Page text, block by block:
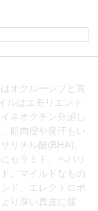
オクルーシブと言
ルはエモリエント
ネオクチン分泌し
筋肉増や発汗もい
リチル酸(BHA)、
セラミド、ヘパリ
。マイルドなもの
ド。エレクトロポ
り深い真皮に届